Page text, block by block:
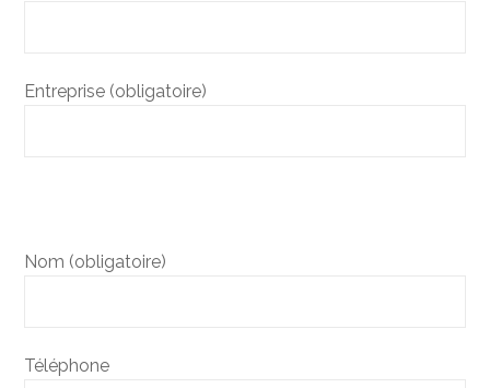
Entreprise (obligatoire)
Nom (obligatoire)
Téléphone